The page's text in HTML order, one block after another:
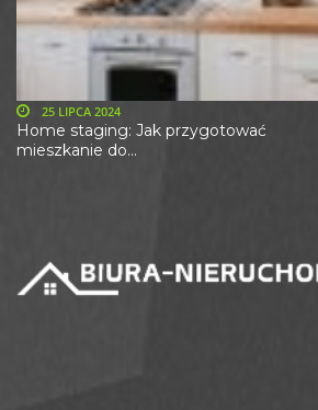
Home staging: Jak przygotować
mieszkanie do...
25 LIPCA 2024